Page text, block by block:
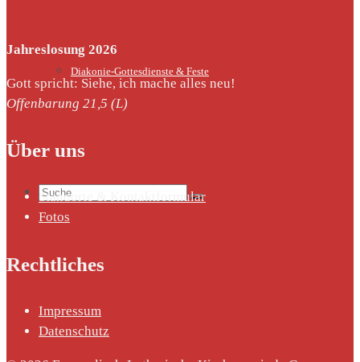
Diakonie-Gottesdienste & Feste
Suche
nach:
Jahreslosung 2026
Gott spricht: Siehe, ich mache alles neu!
Offenbarung 21,5 (L)
Über uns
Standorte & Kontaktformular
Fotos
Rechtliches
Impressum
Datenschutz